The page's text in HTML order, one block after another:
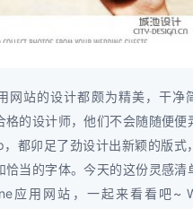
网站的设计都颇为精美，干净
格的设计师，他们不会随随便便
都卯足了劲设计出新颖的版式
恰当的字体。今天的这份灵感清
应用网站，一起来看看吧~